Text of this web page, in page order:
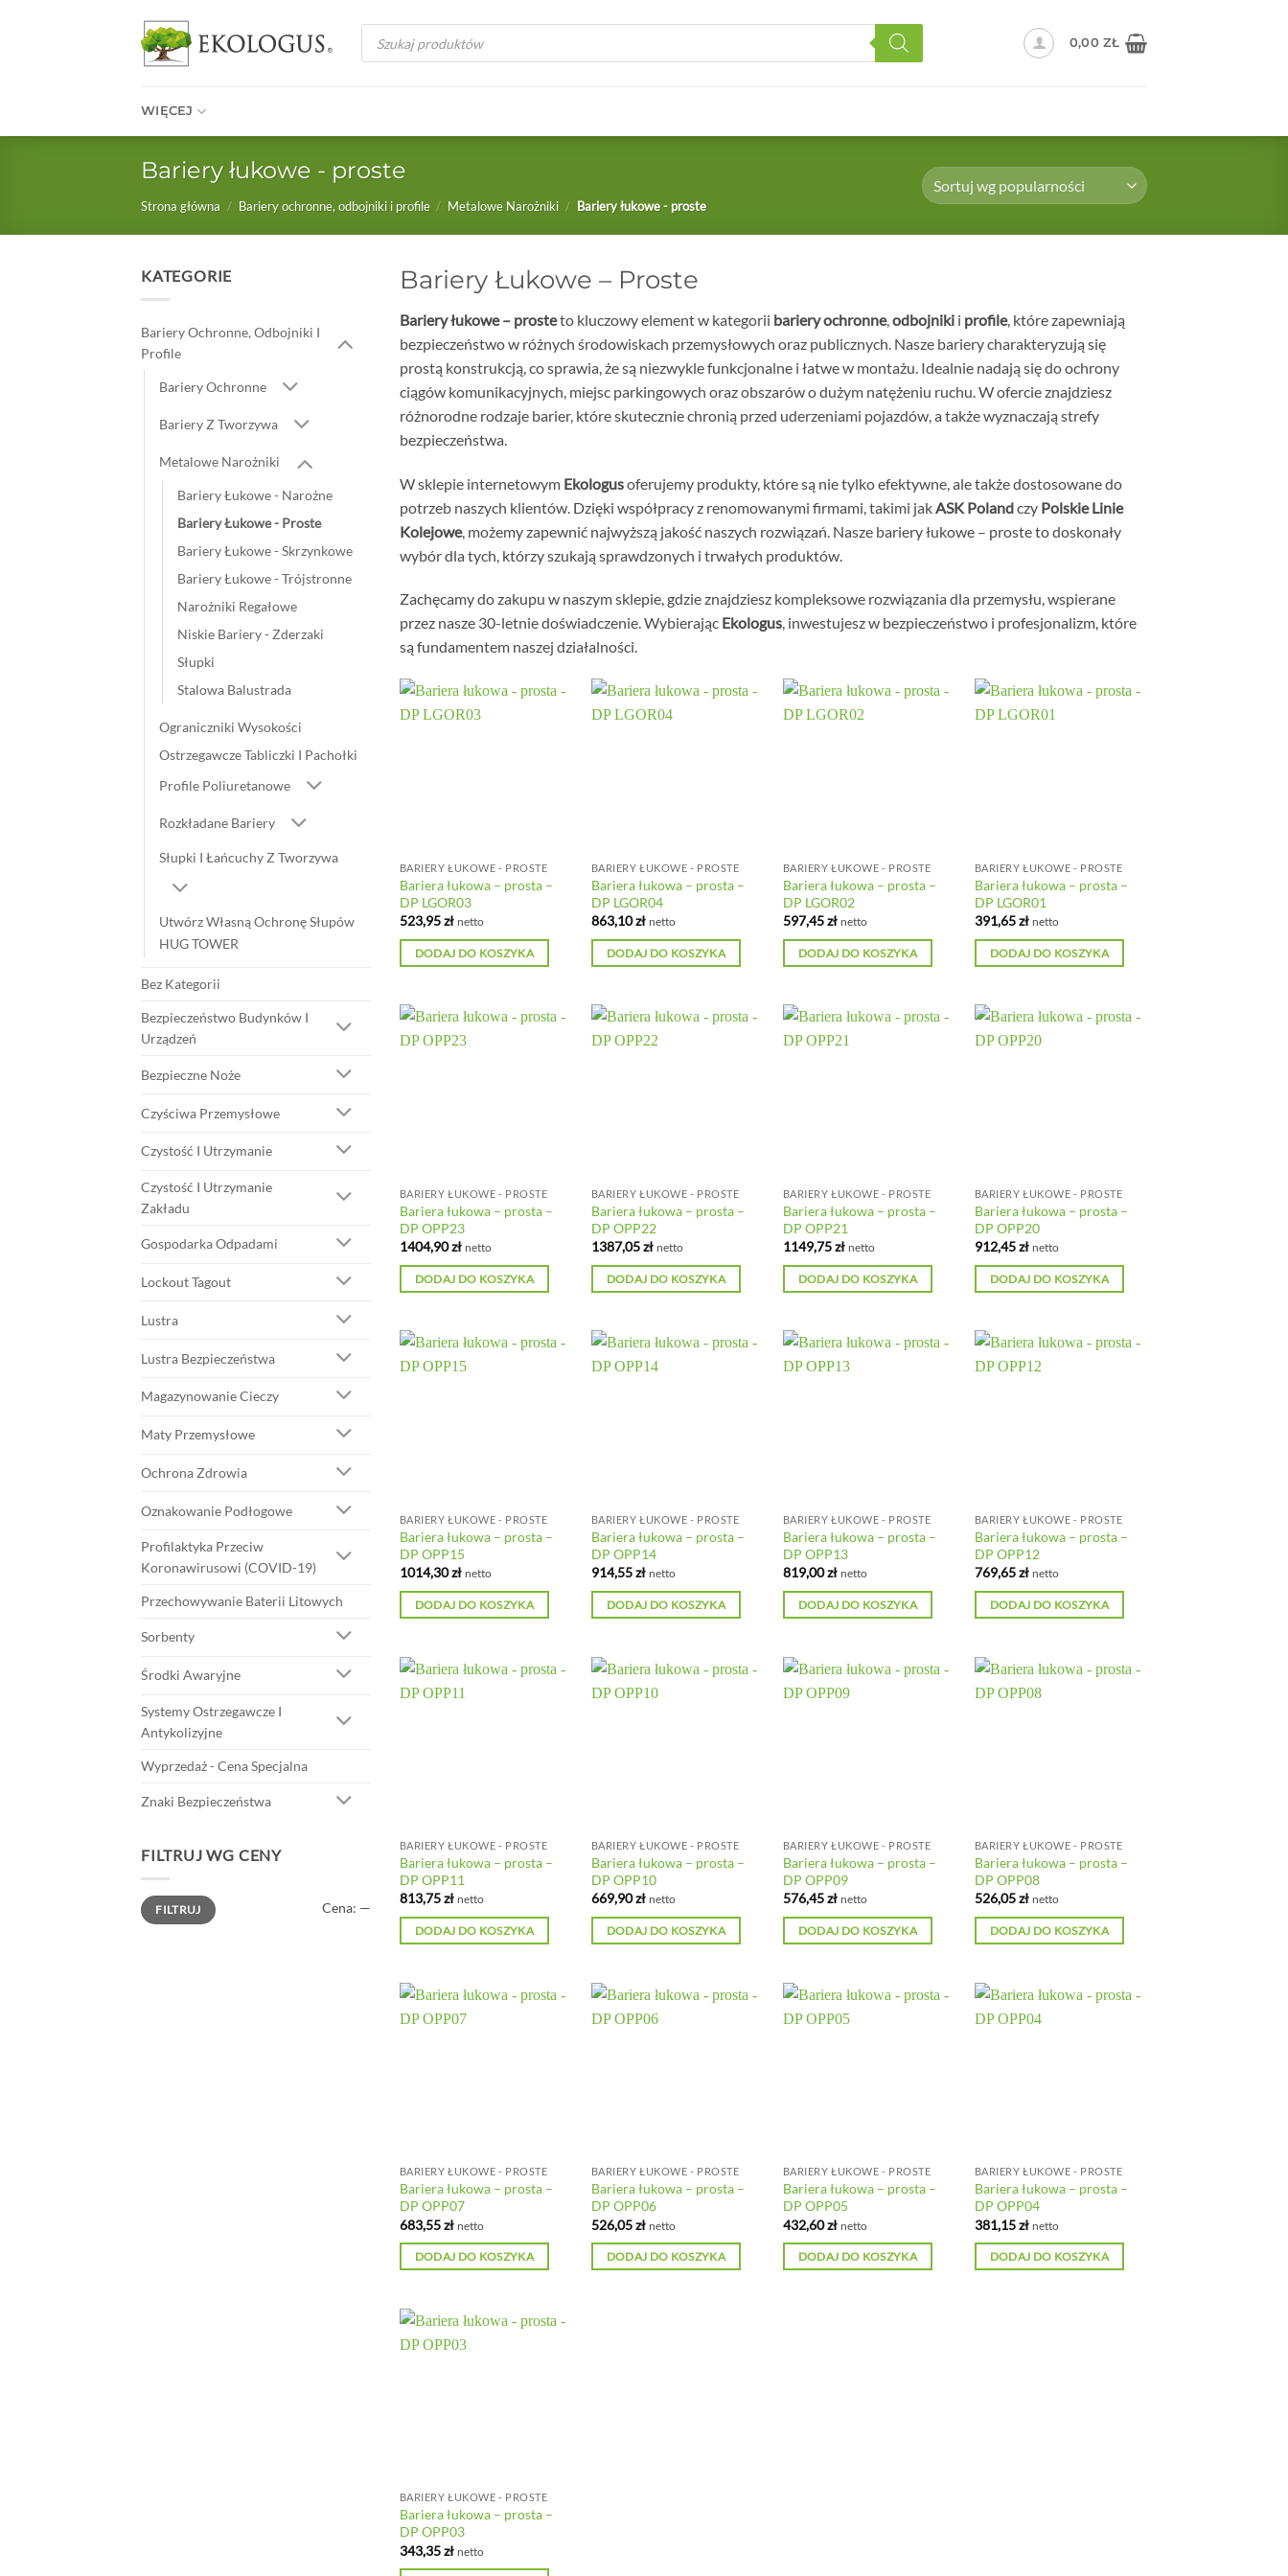
Wyszukiwarka
produktów
0,00ZŁ
WIĘCEJ
Bariery łukowe - proste
Strona główna / Bariery ochronne, odbojniki i profile / Metalowe Narożniki / Bariery łukowe - proste
KATEGORIE
Bariery Ochronne, Odbojniki I
Profile
Bariery Ochronne
Bariery Z Tworzywa
Metalowe Narożniki
Bariery Łukowe - Narożne
Bariery Łukowe - Proste
Bariery Łukowe - Skrzynkowe
Bariery Łukowe - Trójstronne
Narożniki Regałowe
Niskie Bariery - Zderzaki
Słupki
Stalowa Balustrada
Ograniczniki Wysokości
Ostrzegawcze Tabliczki I Pachołki
Profile Poliuretanowe
Rozkładane Bariery
Słupki I Łańcuchy Z Tworzywa
Utwórz Własną Ochronę Słupów
HUG TOWER
Bez Kategorii
Bezpieczeństwo Budynków I
Urządzeń
Bezpieczne Noże
Czyściwa Przemysłowe
Czystość I Utrzymanie
Czystość I Utrzymanie
Zakładu
Gospodarka Odpadami
Lockout Tagout
Lustra
Lustra Bezpieczeństwa
Magazynowanie Cieczy
Maty Przemysłowe
Ochrona Zdrowia
Oznakowanie Podłogowe
Profilaktyka Przeciw
Koronawirusowi (COVID-19)
Przechowywanie Baterii Litowych
Sorbenty
Środki Awaryjne
Systemy Ostrzegawcze I
Antykolizyjne
Wyprzedaż - Cena Specjalna
Znaki Bezpieczeństwa
FILTRUJ WG CENY
Cena
min
Cena
maxFILTRUJ Cena: —
Bariery Łukowe – Proste
Bariery łukowe – prosteto kluczowy element w kategorii bariery ochronne, odbojniki i profile, które zapewniają
bezpieczeństwo w różnych środowiskach przemysłowych oraz publicznych. Nasze bariery charakteryzują się
prostą konstrukcją, co sprawia, że są niezwykle funkcjonalne i łatwe w montażu. Idealnie nadają się do ochrony
ciągów komunikacyjnych, miejsc parkingowych oraz obszarów o dużym natężeniu ruchu. W ofercie znajdziesz
różnorodne rodzaje barier, które skutecznie chronią przed uderzeniami pojazdów, a także wyznaczają strefy
bezpieczeństwa.
W sklepie internetowym Ekologusoferujemy produkty, które są nie tylko efektywne, ale także dostosowane do
potrzeb naszych klientów. Dzięki współpracy z renomowanymi firmami, takimi jak ASK Polandczy Polskie Linie
Kolejowe, możemy zapewnić najwyższą jakość naszych rozwiązań. Nasze bariery łukowe – proste to doskonały
wybór dla tych, którzy szukają sprawdzonych i trwałych produktów.
Zachęcamy do zakupu w naszym sklepie, gdzie znajdziesz kompleksowe rozwiązania dla przemysłu, wspierane
przez nasze 30-letnie doświadczenie. Wybierając Ekologus, inwestujesz w bezpieczeństwo i profesjonalizm, które
są fundamentem naszej działalności.
BARIERY ŁUKOWE - PROSTE
Bariera łukowa – prosta –
DP LGOR03
523,95zł netto
DODAJ DO KOSZYKA
BARIERY ŁUKOWE - PROSTE
Bariera łukowa – prosta –
DP LGOR04
863,10zł netto
DODAJ DO KOSZYKA
BARIERY ŁUKOWE - PROSTE
Bariera łukowa – prosta –
DP LGOR02
597,45zł netto
DODAJ DO KOSZYKA
BARIERY ŁUKOWE - PROSTE
Bariera łukowa – prosta –
DP LGOR01
391,65zł netto
DODAJ DO KOSZYKA
BARIERY ŁUKOWE - PROSTE
Bariera łukowa – prosta –
DP OPP23
1404,90zł netto
DODAJ DO KOSZYKA
BARIERY ŁUKOWE - PROSTE
Bariera łukowa – prosta –
DP OPP22
1387,05zł netto
DODAJ DO KOSZYKA
BARIERY ŁUKOWE - PROSTE
Bariera łukowa – prosta –
DP OPP21
1149,75zł netto
DODAJ DO KOSZYKA
BARIERY ŁUKOWE - PROSTE
Bariera łukowa – prosta –
DP OPP20
912,45zł netto
DODAJ DO KOSZYKA
BARIERY ŁUKOWE - PROSTE
Bariera łukowa – prosta –
DP OPP15
1014,30zł netto
DODAJ DO KOSZYKA
BARIERY ŁUKOWE - PROSTE
Bariera łukowa – prosta –
DP OPP14
914,55zł netto
DODAJ DO KOSZYKA
BARIERY ŁUKOWE - PROSTE
Bariera łukowa – prosta –
DP OPP13
819,00zł netto
DODAJ DO KOSZYKA
BARIERY ŁUKOWE - PROSTE
Bariera łukowa – prosta –
DP OPP12
769,65zł netto
DODAJ DO KOSZYKA
BARIERY ŁUKOWE - PROSTE
Bariera łukowa – prosta –
DP OPP11
813,75zł netto
DODAJ DO KOSZYKA
BARIERY ŁUKOWE - PROSTE
Bariera łukowa – prosta –
DP OPP10
669,90zł netto
DODAJ DO KOSZYKA
BARIERY ŁUKOWE - PROSTE
Bariera łukowa – prosta –
DP OPP09
576,45zł netto
DODAJ DO KOSZYKA
BARIERY ŁUKOWE - PROSTE
Bariera łukowa – prosta –
DP OPP08
526,05zł netto
DODAJ DO KOSZYKA
BARIERY ŁUKOWE - PROSTE
Bariera łukowa – prosta –
DP OPP07
683,55zł netto
DODAJ DO KOSZYKA
BARIERY ŁUKOWE - PROSTE
Bariera łukowa – prosta –
DP OPP06
526,05zł netto
DODAJ DO KOSZYKA
BARIERY ŁUKOWE - PROSTE
Bariera łukowa – prosta –
DP OPP05
432,60zł netto
DODAJ DO KOSZYKA
BARIERY ŁUKOWE - PROSTE
Bariera łukowa – prosta –
DP OPP04
381,15zł netto
DODAJ DO KOSZYKA
BARIERY ŁUKOWE - PROSTE
Bariera łukowa – prosta –
DP OPP03
343,35zł netto